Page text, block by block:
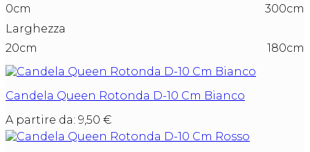
0cm
300cm
Larghezza
20cm
180cm
Candela Queen Rotonda D-10 Cm Bianco
A partire da: 9,50 €